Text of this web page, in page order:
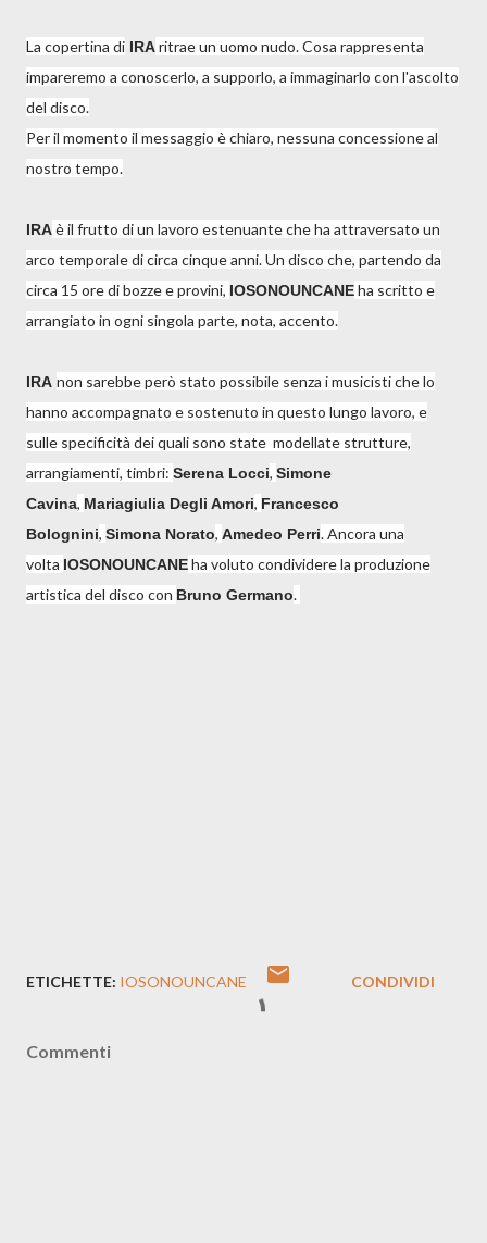
La copertina di IRAritrae un uomo nudo. Cosa rappresenta
impareremo a conoscerlo, a supporlo, a immaginarlo con l'ascolto
del disco.
Per il momento il messaggio è chiaro, nessuna concessione al
nostro tempo.
IRAè il frutto di un lavoro estenuante che ha attraversato un
arco temporale di circa cinque anni. Un disco che, partendo da
circa 15 ore di bozze e provini, IOSONOUNCANEha scritto e
arrangiato in ogni singola parte, nota, accento.
IRA non sarebbe però stato possibile senza i musicisti che lo
hanno accompagnato e sostenuto in questo lungo lavoro, e
sulle specificità dei quali sono state modellate strutture,
arrangiamenti, timbri: Serena Locci, Simone
Cavina, Mariagiulia Degli Amori, Francesco
Bolognini, Simona Norato, Amedeo Perri. Ancora una
volta IOSONOUNCANEha voluto condividere la produzione
artistica del disco con Bruno Germano.
ETICHETTE: IOSONOUNCANE CONDIVIDI
Commenti